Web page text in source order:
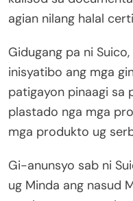
agian nilang halal
Gidugang pa ni
inisyatibo ang mga
patigayon pinaagi sa
plastado nga mga
mga produkto ug
Gi-anunsyo sab ni
ug Minda ang nasud